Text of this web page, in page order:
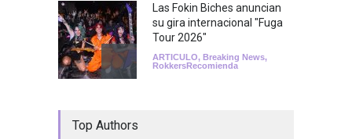
Las Fokin Biches anuncian
su gira internacional "Fuga
Tour 2026"
ARTICULO, Breaking News,
RokkersRecomienda
Top Authors